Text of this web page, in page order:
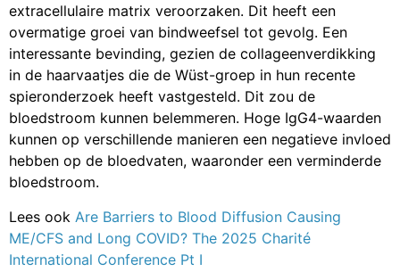
extracellulaire matrix veroorzaken. Dit heeft een
overmatige groei van bindweefsel tot gevolg. Een
interessante bevinding, gezien de collageenverdikking
in de haarvaatjes die de Wüst-groep in hun recente
spieronderzoek heeft vastgesteld. Dit zou de
bloedstroom kunnen belemmeren. Hoge IgG4-waarden
kunnen op verschillende manieren een negatieve invloed
hebben op de bloedvaten, waaronder een verminderde
bloedstroom.
Lees ook Are Barriers to Blood Diffusion Causing
ME/CFS and Long COVID? The 2025 Charité
International Conference Pt I